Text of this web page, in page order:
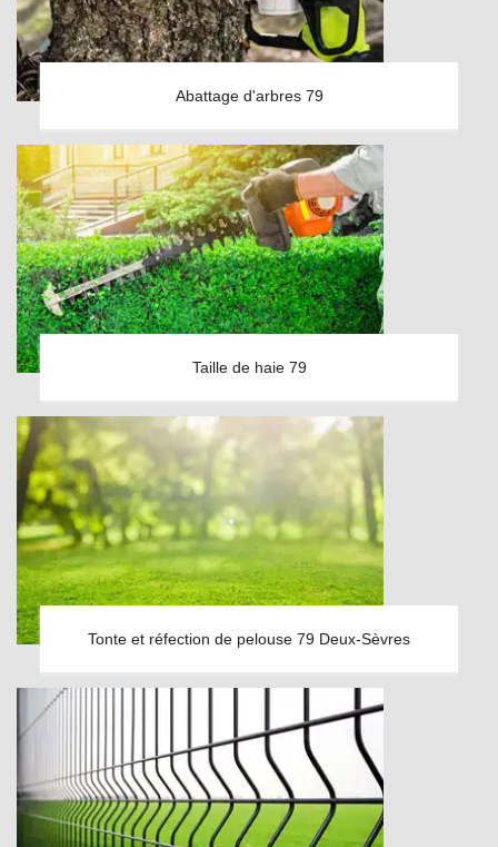
Abattage d'arbres 79
Taille de haie 79
Tonte et réfection de pelouse 79 Deux-Sèvres